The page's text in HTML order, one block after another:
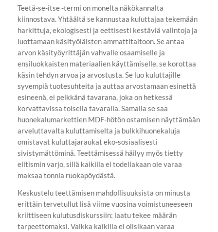
Teetä-se-itse -termi on monelta näkökannalta
kiinnostava. Yhtäältä se kannustaa kuluttajaa tekemään
harkittuja, ekologisesti ja eettisesti kestäviä valintoja ja
luottamaan käsityöläisten ammattitaitoon. Se antaa
arvon käsityöyrittäjän vahvalle osaamiselle ja
ensiluokkaisten materiaalien käyttämiselle, se korottaa
käsin tehdyn arvoa ja arvostusta. Se luo kuluttajille
syvempiä tuotesuhteita ja auttaa arvostamaan esinettä
esineenä, ei pelkkänä tavarana, joka on hetkessä
korvattavissa toisella tavaralla. Samalla se saa
huonekalumarkettien MDF-hötön ostamisen näyttämään
arveluttavalta kuluttamiselta ja bulkkihuonekaluja
omistavat kuluttajaraukat eko-sosiaalisesti
sivistymättöminä. Teettämisessä häilyy myös tietty
elitismin varjo, sillä kaikilla ei todellakaan ole varaa
maksaa tonnia ruokapöydästä.
Keskustelu teettämisen mahdollisuuksista on minusta
erittäin tervetullut lisä viime vuosina voimistuneeseen
kriittiseen kulutusdiskurssiin: laatu tekee määrän
tarpeettomaksi. Vaikka kaikilla ei olisikaan varaa